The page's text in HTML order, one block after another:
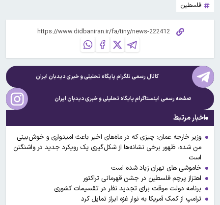
فلسطین
کانال رسمی تلگرام پایگاه تحلیلی و خبریدیدبان ایران
صفحه رسمی اینستاگرام پایگاه تحلیلی و خبریدیدبان ایران
اخبار مرتبط
وزیر خارجه عمان: چیزی که در ماه‌های اخیر باعث امیدواری و خوش‌بینی
من شده، ظهور برخی نشانه‌ها از شکل‌گیری یک رویکرد جدید در واشنگتن
است
خاموشی های تهران زیاد شده است
اهتزاز پرچم فلسطین در جشن قهرمانی تراکتور
برنامه دولت موقت برای تجدید نظر در تقسیمات کشوری
ترامپ از کمک آمریکا به نوار غزه ابراز تمایل کرد